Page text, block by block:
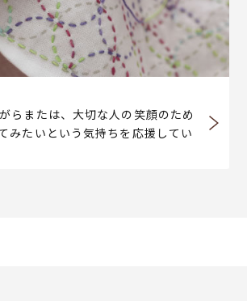
らまたは、大切な人の笑顔のため
みたいという気持ちを応援してい